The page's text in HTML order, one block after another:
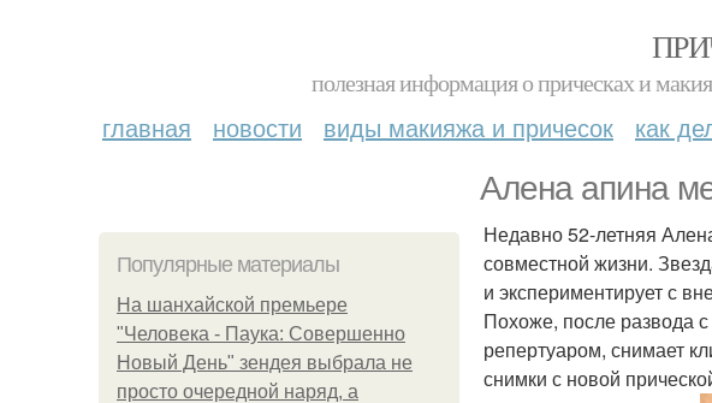
полезная информация о прическах и
главная новости виды макияжа и причесок как
Алена апина
Популярные материалы
На шанхайской премьере
"Человека - Паука: Совершенно
Новый День" зендея выбрала не
просто очередной наряд, а
Недавно 52-летняя
совместной жизни.
и экспериментирует с
Похоже, после развода
репертуаром, снимает
снимки с новой